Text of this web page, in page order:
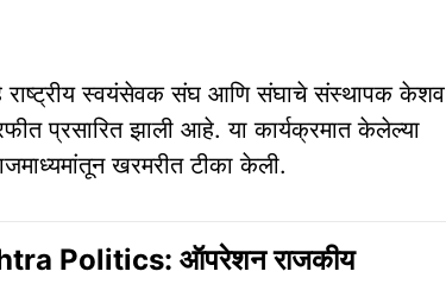
हे राष्ट्रीय स्वयंसेवक संघ आणि संघाचे संस्थापक केशव
प्रसारित झाली आहे. या कार्यक्रमात केलेल्या
खरमरीत टीका केली.
Politics: ऑपरेशन राजकीय